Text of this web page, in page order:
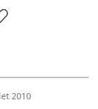
2010